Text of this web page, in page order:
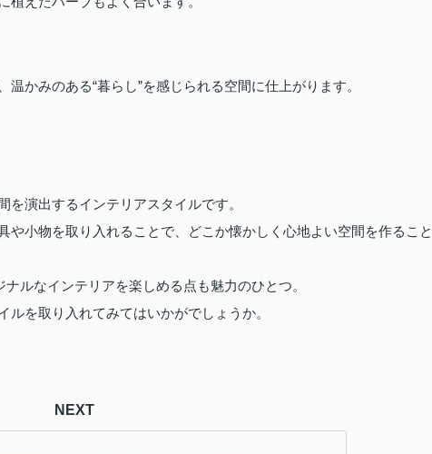
かみのある“暮らし”を感じられる空間に仕上がります。
演出するインテリアスタイルです。
や小物を取り入れることで、どこか懐かしく心地よい空間を作ること
ルなインテリアを楽しめる点も魅力のひとつ。
を取り入れてみてはいかがでしょうか。
NEXT